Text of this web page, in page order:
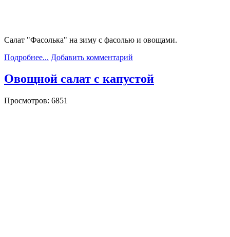
Салат "Фасолька" на зиму с фасолью и овощами.
Подробнее... Добавить комментарий
Овощной салат с капустой
Просмотров: 6851